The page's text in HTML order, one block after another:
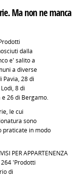
Ma non ne manca
dalla
e' salito a
a diverse
Pavia, 28 di
8 di
e 26 di Bergamo.
le cui
sono
praticate in modo
PER APPARTENENZA
264 'Prodotti
di